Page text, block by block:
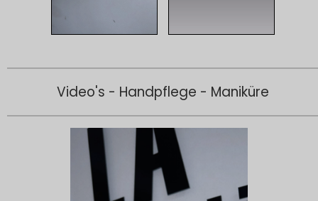
Video's - Handpflege - Maniküre